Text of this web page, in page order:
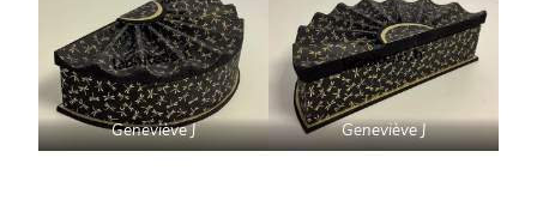
Geneviève J Geneviève J